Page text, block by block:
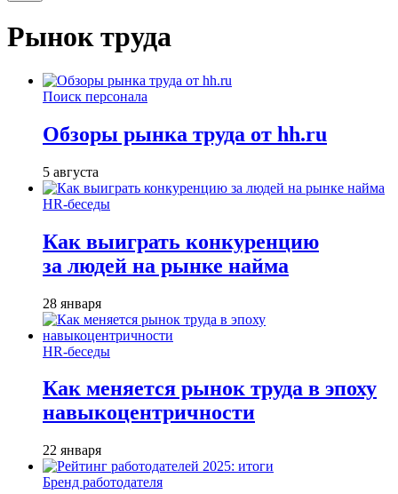
Рынок труда
Поиск персонала
Обзоры рынка труда от hh.ru
5 августа
HR-беседы
Как выиграть конкуренцию
за людей на рынке найма
28 января
HR-беседы
Как меняется рынок труда в эпоху
навыкоцентричности
22 января
Бренд работодателя